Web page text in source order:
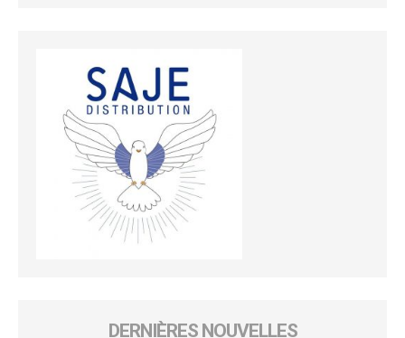
DERNIÈRES NOUVELLES